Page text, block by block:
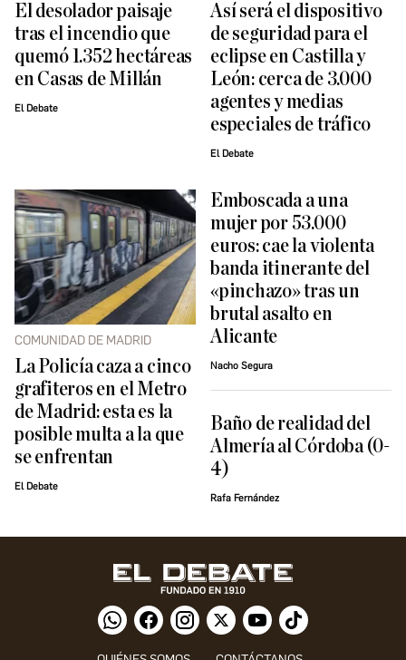
El desolador paisaje
tras el incendio que
quemó 1.352 hectáreas
en Casas de Millán
El Debate
Así será el dispositivo
de seguridad para el
eclipse en Castilla y
León: cerca de 3.000
agentes y medias
especiales de tráfico
El Debate
COMUNIDAD DE MADRID
La Policía caza a cinco
grafiteros en el Metro
de Madrid: esta es la
posible multa a la que
se enfrentan
El Debate
Emboscada a una
mujer por 53.000
euros: cae la violenta
banda itinerante del
«pinchazo» tras un
brutal asalto en
Alicante
Nacho Segura
Baño de realidad del
Almería al Córdoba (0-
4)
Rafa Fernández